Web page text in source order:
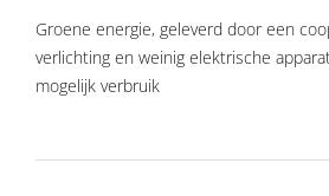
Groene energie, geleverd door een
verlichting en weinig elektrische
mogelijk verbruik